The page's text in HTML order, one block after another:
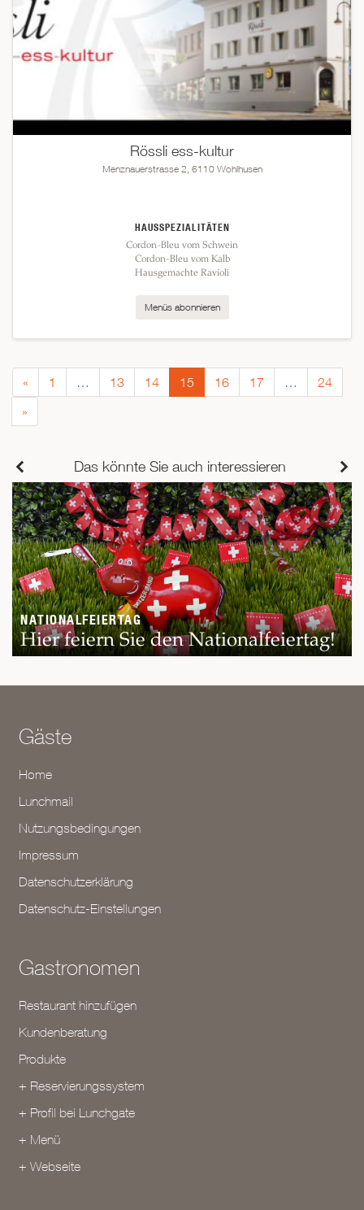
Rössli ess-kultur
Menznauerstrasse 2, 6110 Wohlhusen
HAUSSPEZIALITÄTEN
Cordon-Bleu vom Schwein
Cordon-Bleu vom Kalb
Hausgemachte Ravioli
Menüs abonnieren
« 1 … 13 14 15 16 17 …
24
»
Das könnte Sie auch interessieren
NATIONALFEIERTAG
Hier feiern Sie den Nationalfeiertag!
Gäste
Home
Lunchmail
Nutzungsbedingungen
Impressum
Datenschutzerklärung
Datenschutz-Einstellungen
Gastronomen
Restaurant hinzufügen
Kundenberatung
Produkte
+ Reservierungssystem
+ Profil bei Lunchgate
+ Menü
+ Webseite